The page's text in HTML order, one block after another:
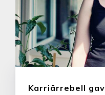
Karriärrebell